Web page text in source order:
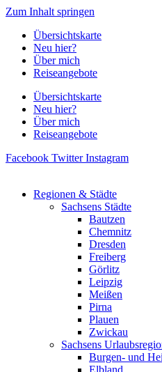
Zum Inhalt springen
Übersichtskarte
Neu hier?
Über mich
Reiseangebote
Übersichtskarte
Neu hier?
Über mich
Reiseangebote
Facebook Twitter Instagram
Regionen & Städte
Sachsens Städte
Bautzen
Chemnitz
Dresden
Freiberg
Görlitz
Leipzig
Meißen
Pirna
Plauen
Zwickau
Sachsens
Burgen- und
Elbland